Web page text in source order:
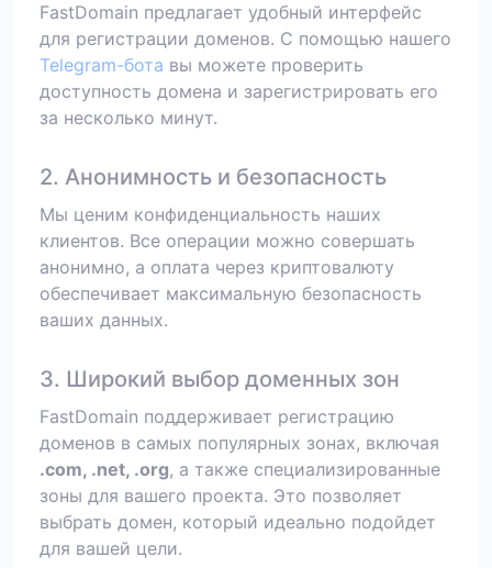
FastDomain предлагает удобный интерфейс
для регистрации доменов. С помощью нашего
Telegram-бота вы можете проверить
доступность домена и зарегистрировать его
за несколько минут.
2. Анонимность и безопасность
Мы ценим конфиденциальность наших
клиентов. Все операции можно совершать
анонимно, а оплата через криптовалюту
обеспечивает максимальную безопасность
ваших данных.
3. Широкий выбор доменных зон
FastDomain поддерживает регистрацию
доменов в самых популярных зонах, включая
.com, .net, .org, а также специализированные
зоны для вашего проекта. Это позволяет
выбрать домен, который идеально подойдет
для вашей цели.